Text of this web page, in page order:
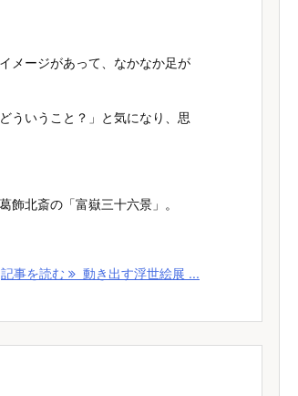
メージがあって、なかなか足が
ういうこと？」と気になり、思
北斎の「富嶽三十六景」。
記事を読む 動き出す浮世絵展 ...